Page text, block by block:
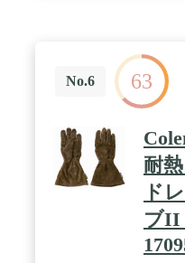
No.6 63
耐
ド
ブII